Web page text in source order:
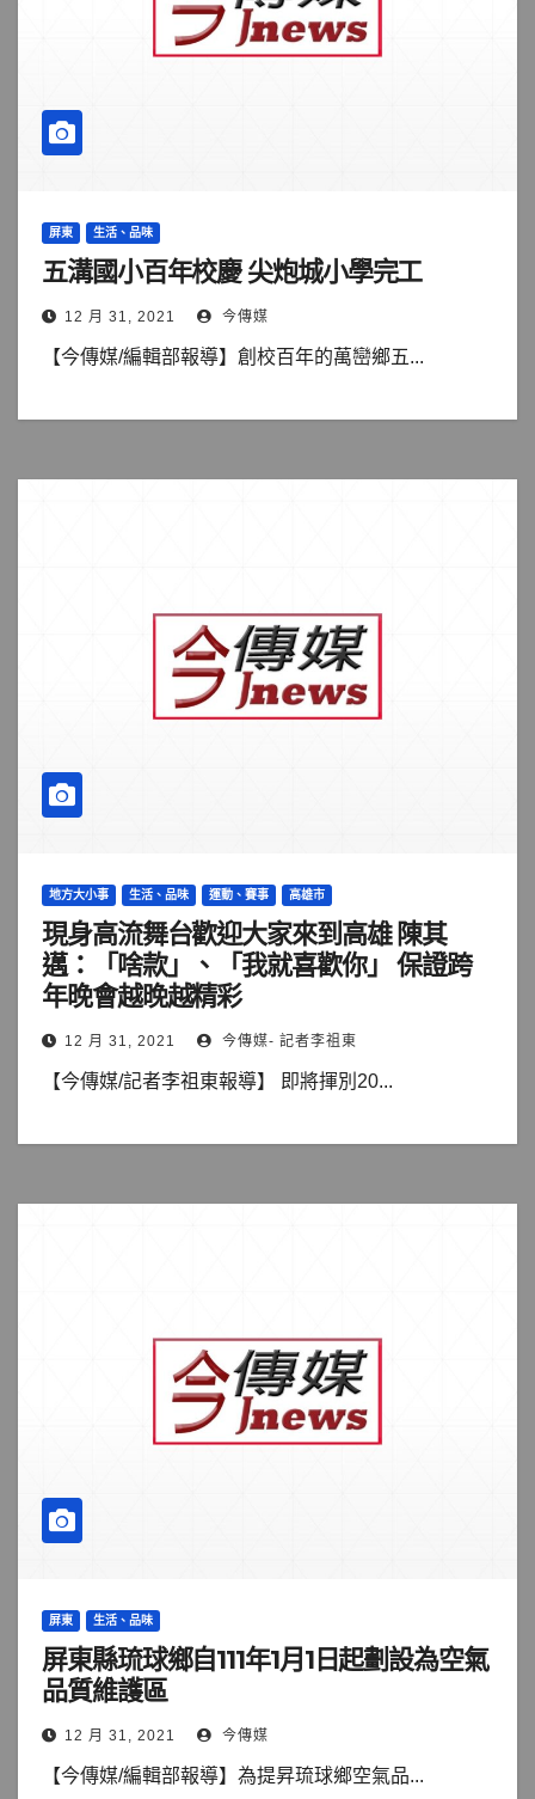
屏東 生活、品味
五溝國小百年校慶 尖炮城小學完工
12 月 31, 2021 今傳媒
【今傳媒/編輯部報導】創校百年的萬巒鄉五...
地方大小事 生活、品味 運動、賽事 高雄市
現身高流舞台歡迎大家來到高雄 陳其
邁：「啥款」、「我就喜歡你」 保證跨
年晚會越晚越精彩
12 月 31, 2021 今傳媒- 記者李祖東
【今傳媒/記者李祖東報導】 即將揮別20...
屏東 生活、品味
屏東縣琉球鄉自111年1月1日起劃設為空氣
品質維護區
12 月 31, 2021 今傳媒
【今傳媒/編輯部報導】為提昇琉球鄉空氣品...